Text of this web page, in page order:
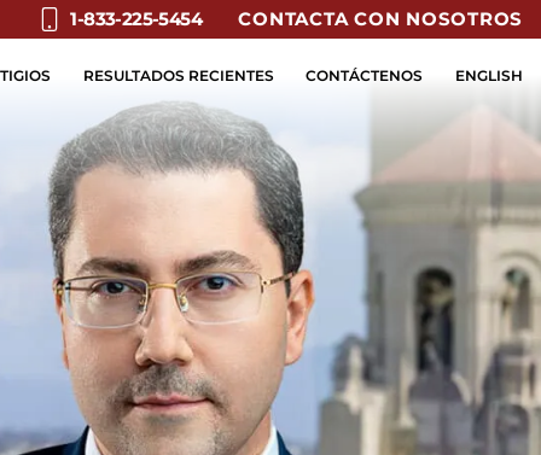
1-833-225-5454 CONTACTA CON NOSOTROS
ENGLISH
RESULTADOS RECIENTES CONTÁCTENOS